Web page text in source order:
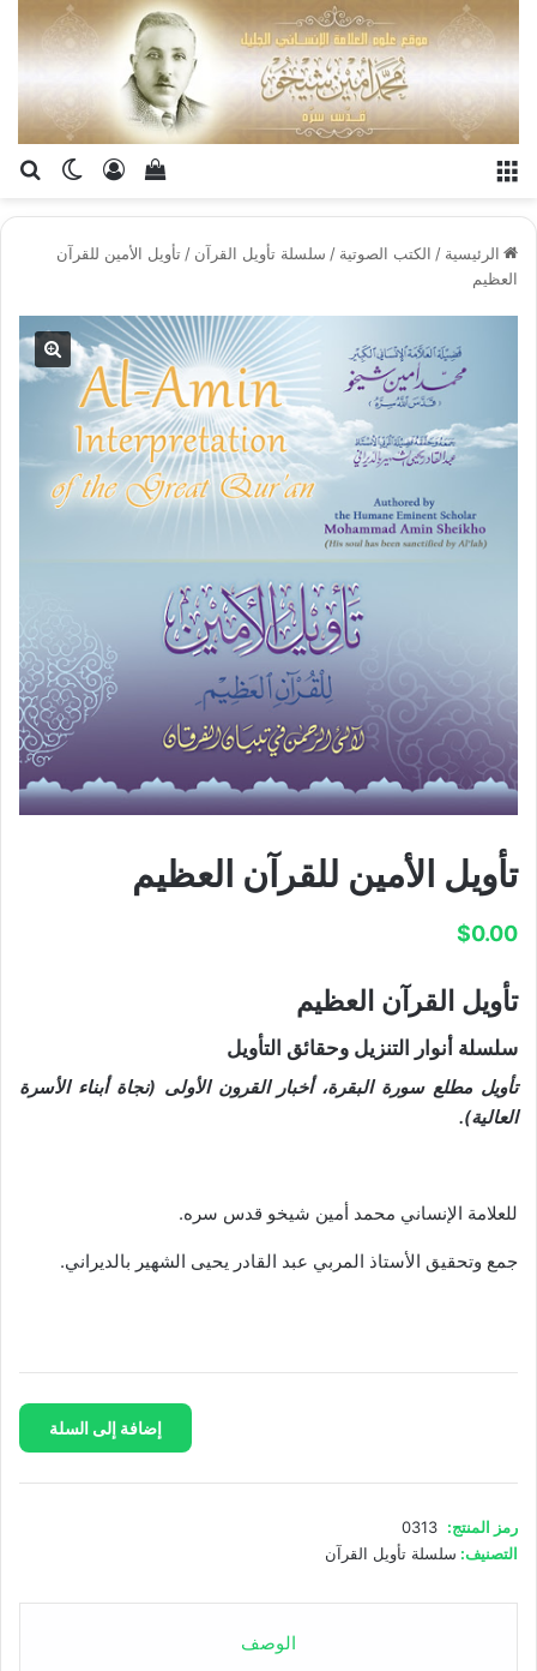
الوضعتسجيل
إستعراض سلة
الرئيسية / الكتب الصوتية / سلسلة تأويل القرآن / تأويل الأمين للقرآن
العظيم
تأويل الأمين للقرآن العظيم
$0.00
تأويل القرآن العظيم
سلسلة أنوار التنزيل وحقائق التأويل
تأويل مطلع سورة البقرة، أخبار القرون الأولى (نجاة أبناء الأسرة
العالية).
للعلامة الإنساني محمد أمين شيخو قدس سره.
جمع وتحقيق الأستاذ المربي عبد القادر يحيى الشهير بالديراني.
للقرآن
إضافة إلى السلة
رمز المنتج: 0313
التصنيف: سلسلة تأويل القرآن
الوصف